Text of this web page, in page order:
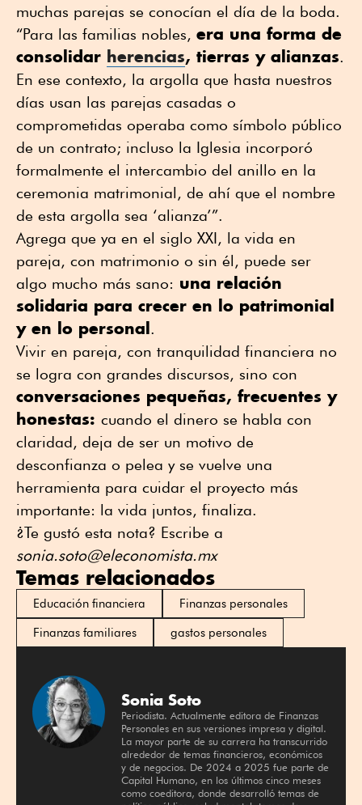
muchas parejas se conocían el día de la boda.
“Para las familias nobles, era una forma de
consolidar herencias, tierras y alianzas.
En ese contexto, la argolla que hasta nuestros
días usan las parejas casadas o
comprometidas operaba como símbolo público
de un contrato; incluso la Iglesia incorporó
formalmente el intercambio del anillo en la
ceremonia matrimonial, de ahí que el nombre
de esta argolla sea ‘alianza’”.
Agrega que ya en el siglo XXI, la vida en
pareja, con matrimonio o sin él, puede ser
algo mucho más sano: una relación
solidaria para crecer en lo patrimonial
y en lo personal .
Vivir en pareja, con tranquilidad financiera no
se logra con grandes discursos, sino con
conversaciones pequeñas, frecuentes y
honestas: cuando el dinero se habla con
claridad, deja de ser un motivo de
desconfianza o pelea y se vuelve una
herramienta para cuidar el proyecto más
importante: la vida juntos, finaliza.
¿Te gustó esta nota? Escribe a
sonia.soto@eleconomista.mx
Temas relacionados
Educación financiera
Finanzas personales
Finanzas familiares
gastos personales
Sonia Soto
Periodista. Actualmente editora de Finanzas
Personales en sus versiones impresa y digital.
La mayor parte de su carrera ha transcurrido
alrededor de temas financieros, económicos
y de negocios. De 2024 a 2025 fue parte de
Capital Humano, en los últimos cinco meses
como coeditora, donde desarrolló temas de